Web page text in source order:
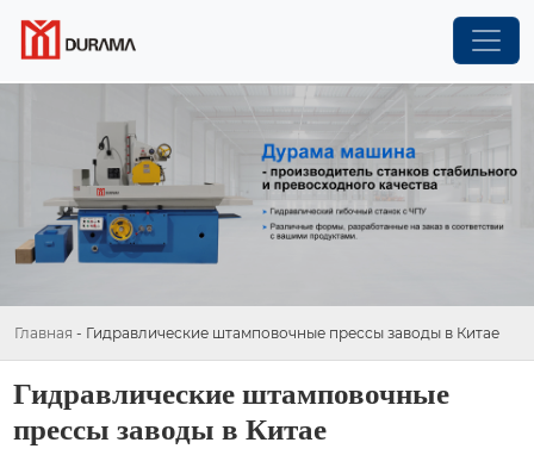
Главная - Гидравлические штамповочные прессы заводы в Китае
Гидравлические штамповочные
прессы заводы в Китае